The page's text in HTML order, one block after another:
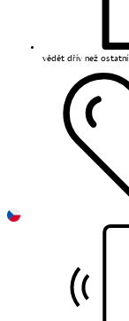
vědět dřív než ostatní